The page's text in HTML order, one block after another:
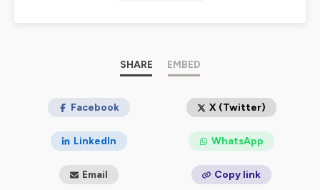
Hébergé par Ausha. Visitez
ausha.co/politique-de-
pour plus d'informations.
SHARE EMBED
Facebook X (Twitter)
LinkedIn WhatsApp
Email Copy link